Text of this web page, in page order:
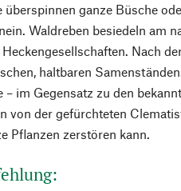
überspinnen ganze Büsche
Waldreben besiedeln am
Nach
haltbaren
– im Gegensatz zu den
von der gefürchteten
Pflanzen zerstören kann.